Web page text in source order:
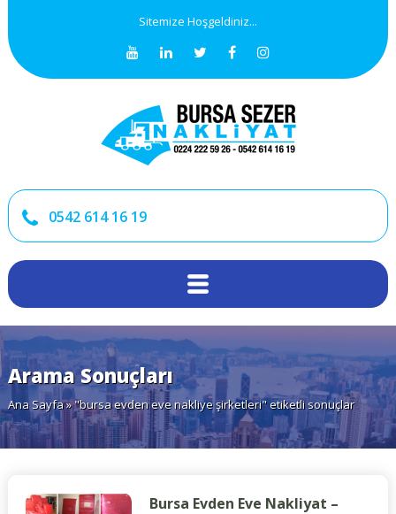
Sitemize Hoşgeldiniz...
0542 614 16 19
Arama Sonuçları
Ana Sayfa» "bursa evden eve nakliye şirketleri" etiketli sonuçlar
Bursa Evden Eve Nakliyat –